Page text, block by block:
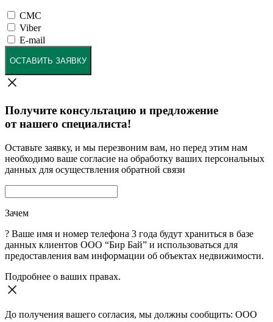
СМС
Viber
E-mail
ОСТАВИТЬ ЗАЯВКУ
Получите консультацию и предложение
от нашего специалиста!
Оставьте заявку, и мы перезвоним вам, но перед этим нам
необходимо ваше согласие на обработку ваших персональных
данных для осуществления обратной связи
Зачем
? Ваше имя и номер телефона 3 года будут храниться в базе
данных клиентов ООО “Бир Бай” и использоваться для
предоставления вам информации об объектах недвижимости.
Подробнее о ваших правах.
До получения вашего согласия, мы должны сообщить: ООО